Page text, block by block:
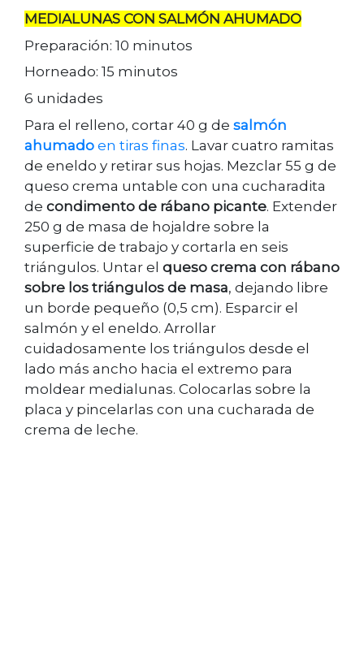
MEDIALUNAS CON SALMÓN AHUMADO
Preparación: 10 minutos
Horneado: 15 minutos
6 unidades
Para el relleno, cortar 40 g de salmón
ahumado en tiras finas. Lavar cuatro ramitas
de eneldo y retirar sus hojas. Mezclar 55 g de
queso crema untable con una cucharadita
de condimento de rábano picante. Extender
250 g de masa de hojaldre sobre la
superficie de trabajo y cortarla en seis
triángulos. Untar el queso crema con rábano
sobre los triángulos de masa, dejando libre
un borde pequeño (0,5 cm). Esparcir el
salmón y el eneldo. Arrollar
cuidadosamente los triángulos desde el
lado más ancho hacia el extremo para
moldear medialunas. Colocarlas sobre la
placa y pincelarlas con una cucharada de
crema de leche.